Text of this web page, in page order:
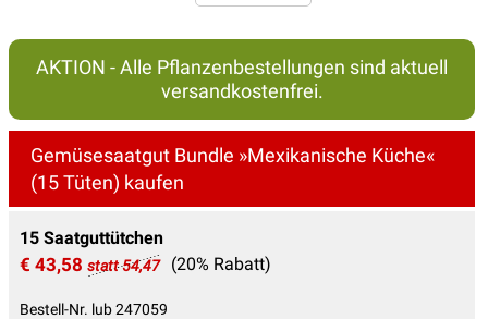
AKTION - Alle Pflanzenbestellungen sind aktuell
versandkostenfrei.
Gemüsesaatgut Bundle »Mexikanische Küche«
(15 Tüten) kaufen
15 Saatguttütchen
€ 43,58 statt 54,47 (20% Rabatt)
Bestell-Nr. lub 247059